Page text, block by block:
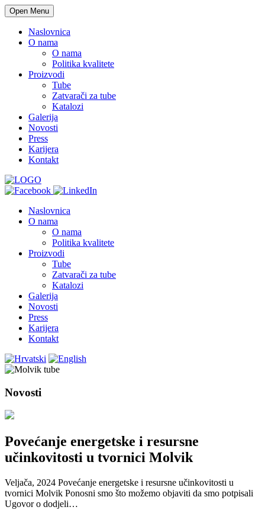
Open Menu
Naslovnica
O nama
O nama
Politika kvalitete
Proizvodi
Tube
Zatvarači za tube
Katalozi
Galerija
Novosti
Press
Karijera
Kontakt
Naslovnica
O nama
O nama
Politika kvalitete
Proizvodi
Tube
Zatvarači za tube
Katalozi
Galerija
Novosti
Press
Karijera
Kontakt
Novosti
Povećanje energetske i resursne
učinkovitosti u tvornici Molvik
Veljača, 2024 Povećanje energetske i resursne učinkovitosti u
tvornici Molvik Ponosni smo što možemo objaviti da smo potpisali
Ugovor o dodjeli…